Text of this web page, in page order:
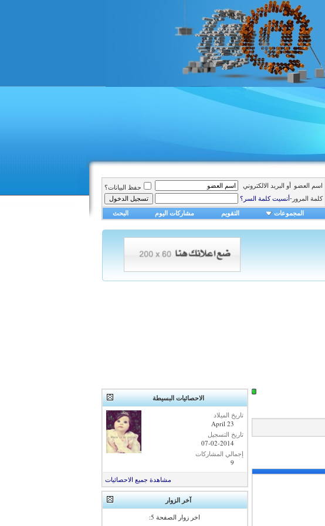
اسم العضو أو البريد الالكتروني
حفظ البيانات؟
كلمة المرور-أنسيت كلمة السر؟
المجموعات التقويم مشاركات اليوم البحث
الاحصائيات البسيطة
تاريخ الميلاد
April 23
تاريخ التسجيل
07-02-2014
إجمالي المشاركات
9
مشاهدة جميع الاحصائيات
آخر الزوار
اخر زوار الصفحة 5: